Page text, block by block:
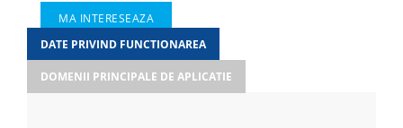
MA INTERESEAZA
DATE PRIVIND FUNCTIONAREA
DOMENII PRINCIPALE DE APLICATIE